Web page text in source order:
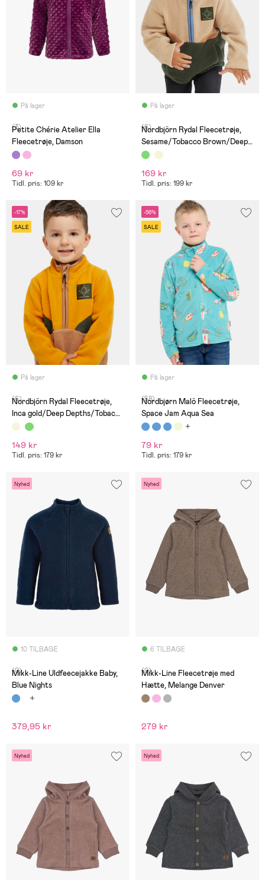
På lager
(3)
Petite Chérie Atelier Ella
Fleecetrøje, Damson
69 kr
Tidl. pris: 109 kr
På lager
(6)
Nordbjörn Rydal Fleecetrøje,
Sesame/Tobacco Brown/Deep
Depths
169 kr
Tidl. pris: 199 kr
-17%
SALE
På lager
(6)
Nordbjörn Rydal Fleecetrøje,
Inca gold/Deep Depths/Tobacco
brown
149 kr
Tidl. pris: 179 kr
-56%
SALE
På lager
(58)
Nordbjørn Malö Fleecetrøje,
Space Jam Aqua Sea
79 kr
Tidl. pris: 179 kr
Nyhed
10 TILBAGE
(0)
Mikk-Line Uldfeecejakke Baby,
Blue Nights
379,95 kr
Nyhed
6 TILBAGE
(0)
Mikk-Line Fleecetrøje med
Hætte, Melange Denver
279 kr
Nyhed Nyhed